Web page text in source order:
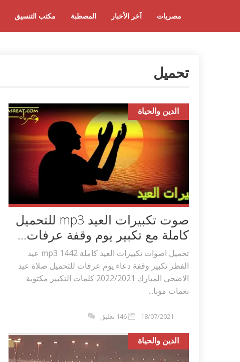
مكتب التنسيق المصطبة آخر الأخبار مصريات
تحميل
الدين والحياة
صوت تكبيرات العيد mp3 للتحميل
كاملة مع تكبير يوم وقفة عرفات...
تحميل اصوات تكبيرات العيد كاملة 1442 mp3 عيد
الفطر تكبير وقفة دعاء يوم عرفات للتحميل صلاة عيد
الاضحى المبارك 2022/2021 كلمات التكبير مكتوبة
نغمات موبا...
18/07/2021 146 تعليق
الدين والحياة